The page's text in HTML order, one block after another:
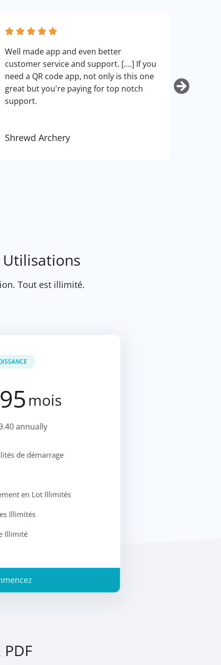
Well made app and even better
customer service and support. [....] If you
need a QR code app, not only is this one
great but you're paying for top notch
support.
Shrewd Archery
Utilisations
Tout est illimité.
mois
annually
de démarrage
en Lot Illimités
Illimités
Illimité